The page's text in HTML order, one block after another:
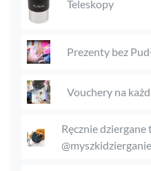
Teleskopy
Prezenty bez
Vouchery na
Ręcznie
@myszkidzierganie